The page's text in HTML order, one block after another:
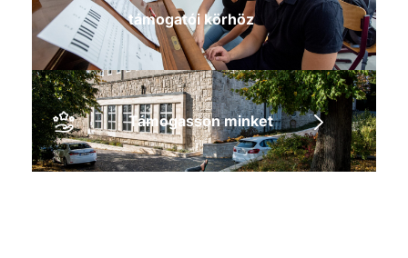
támogatói körhöz
Támogasson minket